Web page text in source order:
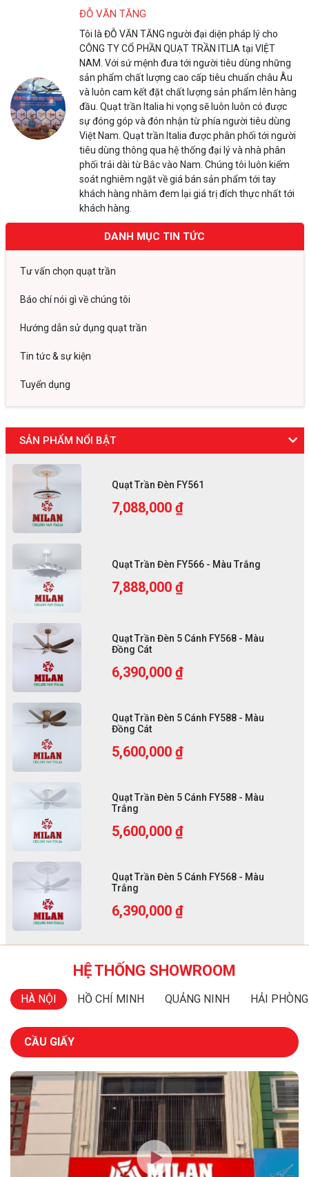
ĐỖ VĂN TĂNG
Tôi là ĐỖ VĂN TĂNG người đại diện pháp lý cho
CÔNG TY CỔ PHẦN QUẠT TRẦN ITLIA tại VIỆT
NAM. Với sứ mệnh đưa tới người tiêu dùng những
sản phẩm chất lượng cao cấp tiêu chuẩn châu Âu
và luôn cam kết đặt chất lượng sản phẩm lên hàng
đầu. Quạt trần Italia hi vọng sẽ luôn luôn có được
sự đóng góp và đón nhận từ phía người tiêu dùng
Việt Nam. Quạt trần Italia được phân phối tới người
tiêu dùng thông qua hệ thống đại lý và nhà phân
phối trải dài từ Bắc vào Nam. Chúng tôi luôn kiểm
soát nghiêm ngặt về giá bán sản phẩm tới tay
khách hàng nhằm đem lại giá trị đích thực nhất tới
khách hàng.
DANH MỤC TIN TỨC
Tư vấn chọn quạt trần
Báo chí nói gì về chúng tôi
Hướng dẫn sử dụng quạt trần
Tin tức & sự kiện
Tuyển dụng
SẢN PHẨM NỔI BẬT
Quạt Trần Đèn FY561
7,088,000 ₫
Quạt Trần Đèn FY566 - Màu Trắng
7,888,000 ₫
Quạt Trần Đèn 5 Cánh FY568 - Màu
Đồng Cát
6,390,000 ₫
Quạt Trần Đèn 5 Cánh FY588 - Màu
Đồng Cát
5,600,000 ₫
Quạt Trần Đèn 5 Cánh FY588 - Màu
Trắng
5,600,000 ₫
Quạt Trần Đèn 5 Cánh FY568 - Màu
Trắng
6,390,000 ₫
HỆ THỐNG SHOWROOM
HÀ NỘI HỒ CHÍ MINH QUẢNG NINH HẢI PHÒNG
CẦU GIẤY